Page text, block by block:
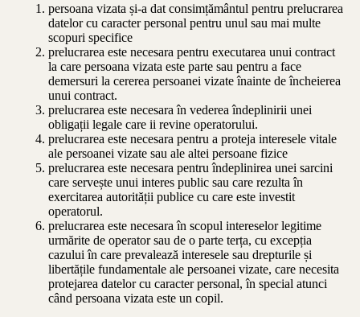
persoana vizata și-a dat consimțământul pentru prelucrarea
datelor cu caracter personal pentru unul sau mai multe
scopuri specifice
prelucrarea este necesara pentru executarea unui contract
la care persoana vizata este parte sau pentru a face
demersuri la cererea persoanei vizate înainte de încheierea
unui contract.
prelucrarea este necesara în vederea îndeplinirii unei
obligații legale care ii revine operatorului.
prelucrarea este necesara pentru a proteja interesele vitale
ale persoanei vizate sau ale altei persoane fizice
prelucrarea este necesara pentru îndeplinirea unei sarcini
care servește unui interes public sau care rezulta în
exercitarea autorității publice cu care este investit
operatorul.
prelucrarea este necesara în scopul intereselor legitime
urmărite de operator sau de o parte terța, cu excepția
cazului în care prevalează interesele sau drepturile și
libertățile fundamentale ale persoanei vizate, care necesita
protejarea datelor cu caracter personal, în special atunci
când persoana vizata este un copil.